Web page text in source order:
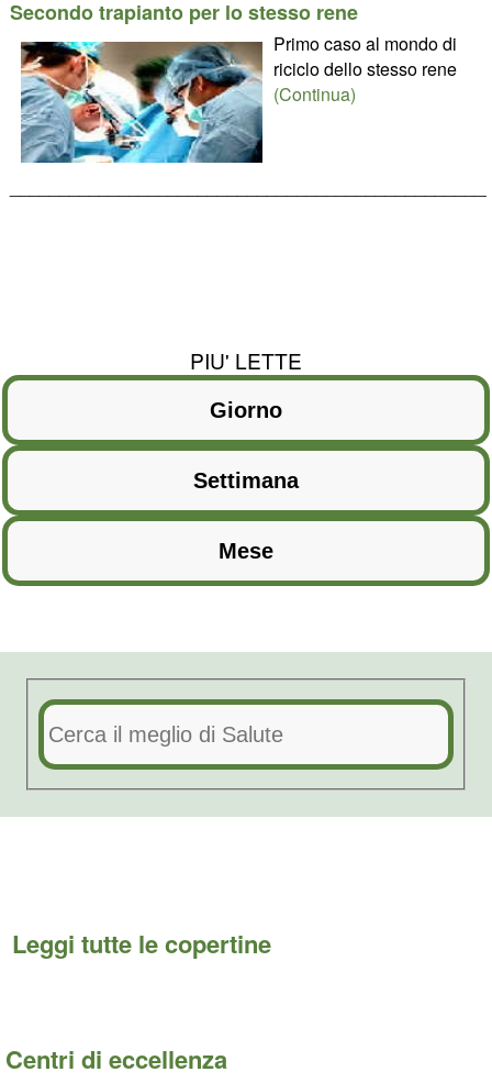
Secondo trapianto per lo stesso rene
Primo caso al mondo di
riciclo dello stesso rene
(Continua)
PIU' LETTE
Leggi tutte le copertine
Centri di eccellenza